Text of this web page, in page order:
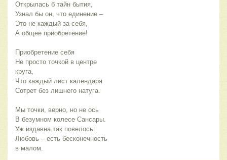
Открылась б тайн бытия,
Узнал бы он, что единение –
Это не каждый за себя,
А общее приобретение!
Приобретение себя
Не просто точкой в центре
круга,
Что каждый лист календаря
Сотрет без лишнего натуга.
Мы точки, верно, но не ось
В безумном колесе Сансары.
Уж издавна так повелось:
Любовь – есть бесконечность
в малом.